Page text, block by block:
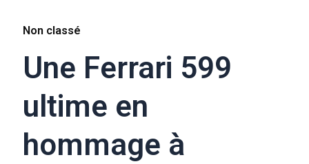
Non classé
Une Ferrari 599
ultime en
hommage à